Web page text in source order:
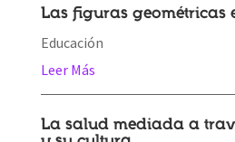
Las figuras geométricas
Educación
Leer Más
La salud mediada a